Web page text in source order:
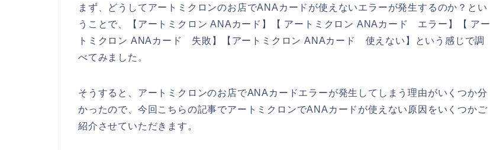
まず、どうしてアートミクロンのお店でANAカードが使えないエラーが発生するのか？とい
うことで、【アートミクロン ANAカード】【 アートミクロン ANAカード エラー】【 アー
トミクロン ANAカード 失敗】【アートミクロン ANAカード 使えない】という感じで調
べてみました。
そうすると、アートミクロンのお店でANAカードエラーが発生してしまう理由がいくつか分
かったので、今回こちらの記事でアートミクロンでANAカードが使えない原因をいくつかご
紹介させていただきます。